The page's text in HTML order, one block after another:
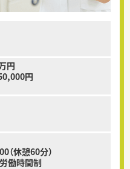
円
円
休憩60分）
働時間制